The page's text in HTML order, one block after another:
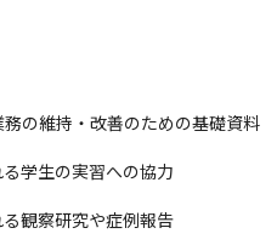
の維持・改善のための基礎資料
学生の実習への協力
観察研究や症例報告